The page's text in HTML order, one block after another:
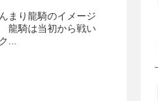
まり龍騎のイメージ
龍騎は当初から戦い
...